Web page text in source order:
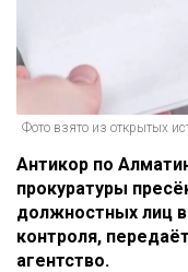
Фото взято из открытых
Антикор по
прокуратуры
должностных лиц
контроля, передаёт
агентство.